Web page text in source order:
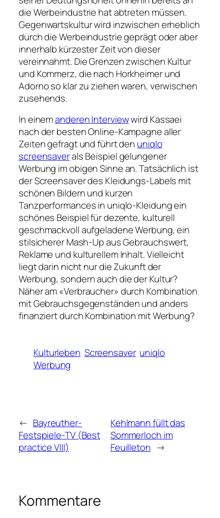
die Werbeindustrie hat abtreten müssen.
Gegenwartskultur wird inzwischen erheblich
durch die Werbeindustrie geprägt oder aber
innerhalb kürzester Zeit von dieser
vereinnahmt. Die Grenzen zwischen Kultur
und Kommerz, die nach Horkheimer und
Adorno so klar zu ziehen waren, verwischen
zusehends.
In einemanderen Interviewwird Kassaei
nach der besten Online-Kampagne aller
Zeiten gefragt und führt den uniqlo
screensaverals Beispiel gelungener
Werbung im obigen Sinne an. Tatsächlich ist
der Screensaver des Kleidungs-Labels mit
schönen Bildern und kurzen
Tanzperformances in uniqlo-Kleidung ein
schönes Beispiel für dezente, kulturell
geschmackvoll aufgeladene Werbung, ein
stilsicherer Mash-Up aus Gebrauchswert,
Reklame und kulturellem Inhalt. Vielleicht
liegt darin nicht nur die Zukunft der
Werbung, sondern auch die der Kultur?
Näher am «Verbraucher» durch Kombination
mit Gebrauchsgegenständen und anders
finanziert durch Kombination mit Werbung?
Kulturleben Screensaver uniqlo
Werbung
← Bayreuther-
Festspiele-TV (Best
practice VIII)
Kehlmann füllt das
Sommerloch im
Feuilleton →
Kommentare